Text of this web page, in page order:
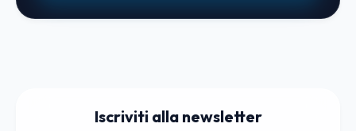
Iscriviti alla newsletter